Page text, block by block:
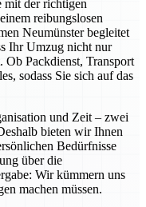
mit der richtigen
reibungslosen
Neumünster begleitet
Ihr Umzug nicht nur
Ob Packdienst, Transport
sodass Sie sich auf das
und Zeit – zwei
bieten wir Ihnen
Bedürfnisse
über die
Wir kümmern uns
machen müssen.